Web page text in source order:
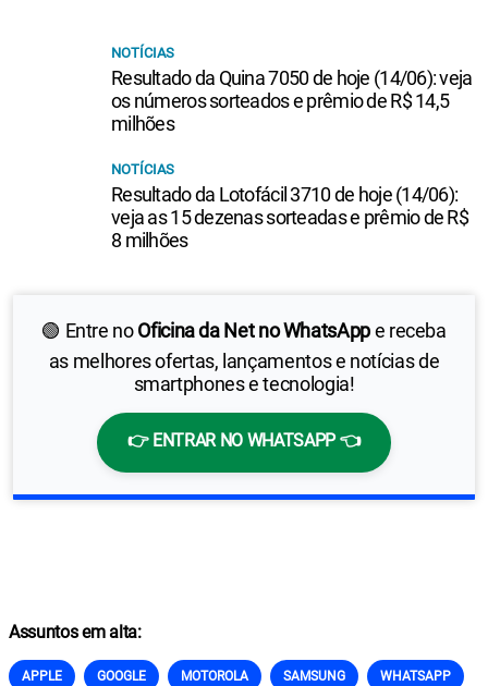
🟢 Entre noOficina da Net no WhatsAppe receba
as melhores ofertas, lançamentos e notícias de
smartphones e tecnologia!
👉 ENTRAR NO WHATSAPP 👈
NOTÍCIAS
Resultado da Quina 7050 de hoje (14/06): veja
os números sorteados e prêmio de R$ 14,5
milhões
NOTÍCIAS
Resultado da Lotofácil 3710 de hoje (14/06):
veja as 15 dezenas sorteadas e prêmio de R$
8 milhões
Assuntos em alta:
APPLE GOOGLE MOTOROLA SAMSUNG WHATSAPP